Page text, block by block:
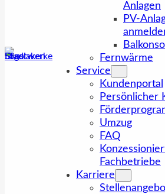
Anlagen
PV-
Fernwärme
Service
Kundenportal
Persönlicher
Umzug
FAQ
Fachbetriebe
Karriere